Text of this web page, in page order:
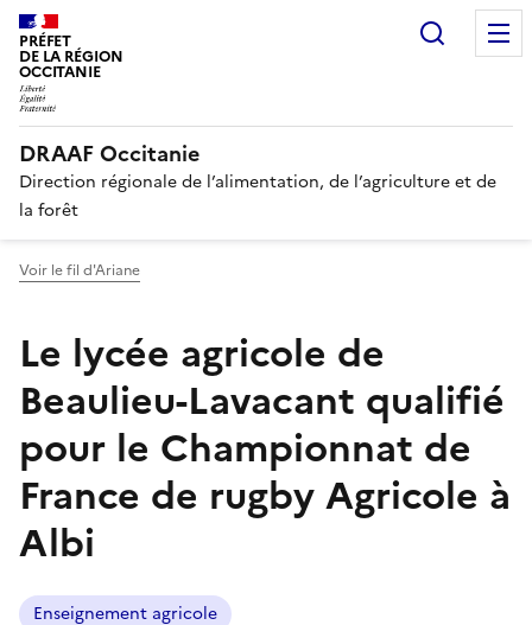
PRÉFET
DE LA RÉGION
OCCITANIE
DRAAF Occitanie
Direction régionale de l’alimentation, de l’agriculture et de
la forêt
Voir le fil d'Ariane
Le lycée agricole de
Beaulieu-Lavacant qualifié
pour le Championnat de
France de rugby Agricole à
Albi
Enseignement agricole